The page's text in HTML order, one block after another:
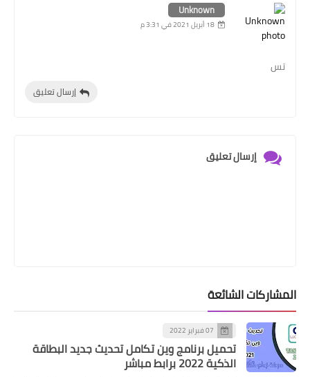
Unknown
18 أبريل 2021 في 3:31 م
تس
إرسال تعليق
إرسال تعليق
المشاركات الشائعة
07 فبراير 2022
تحميل برنامج وين تكامل تحديث جديد البطاقة
الذكية 2022 برابط مباشر